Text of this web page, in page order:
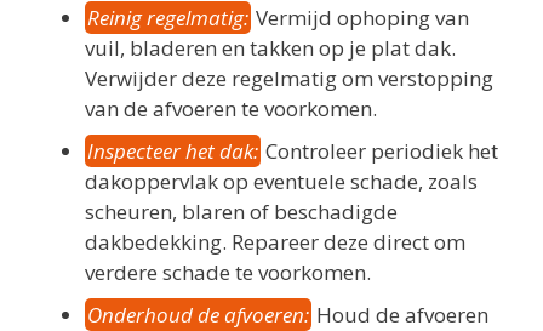
Reinig regelmatig: Vermijd ophoping van
vuil, bladeren en takken op je plat dak.
Verwijder deze regelmatig om verstopping
van de afvoeren te voorkomen.
Inspecteer het dak: Controleer periodiek het
dakoppervlak op eventuele schade, zoals
scheuren, blaren of beschadigde
dakbedekking. Repareer deze direct om
verdere schade te voorkomen.
Onderhoud de afvoeren: Houd de afvoeren